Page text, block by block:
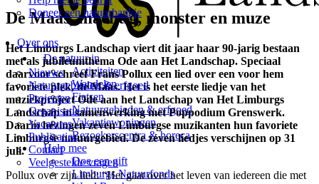
Doneer een natuurbankje
Over ons
Nieuws
Natuurgebieden & erfgoed
Projecten
Organisatie
Vacatures
Publicaties
Contact
Veelgestelde vragen
De natuur in
Activiteiten
Wandelen
Fietsen
Natuurgebieden & erfgoed
Vakantiewoningen
Bezoekerscentra & horeca
Help mee
Doe een gift
Limburgs Natuurfonds
De Maas, machtig, monster en muze
Het Limburgs Landschap viert dit jaar haar 90-jarig bestaan
met als jubileumthema Ode aan Het Landschap. Speciaal
daarvoor schreef Frans Pollux een lied over een voor hem
favoriete plek, de Maas. Het is het eerste liedje van het
muziekproject Ode aan het Landschap van Het Limburgs
Landschap in samenwerking met Poppodium Grenswerk.
Daarin bezingen zeven Limburgse muzikanten hun favoriete
Limburgse natuurgebied. De zeven liedjes verschijnen op 31
juli.
Pollux over zijn lied: “Het gaat over het leven van iedereen die met